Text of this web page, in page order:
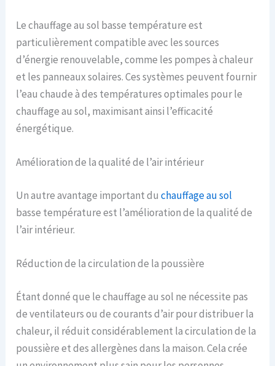
Le chauffage au sol basse température est
particulièrement compatible avec les sources
d’énergie renouvelable, comme les pompes à chaleur
et les panneaux solaires. Ces systèmes peuvent fournir
l’eau chaude à des températures optimales pour le
chauffage au sol, maximisant ainsi l’efficacité
énergétique.
Amélioration de la qualité de l’air intérieur
Un autre avantage important duchauffage au sol
basse température est l’amélioration de la qualité de
l’air intérieur.
Réduction de la circulation de la poussière
Étant donné que le chauffage au sol ne nécessite pas
de ventilateurs ou de courants d’air pour distribuer la
chaleur, il réduit considérablement la circulation de la
poussière et des allergènes dans la maison. Cela crée